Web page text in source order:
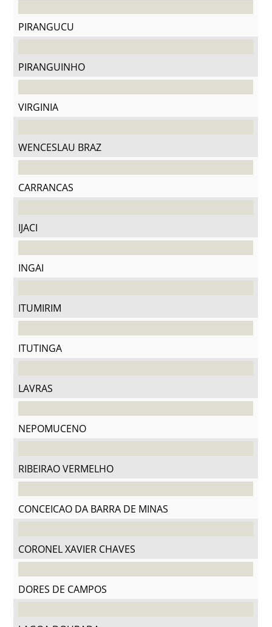
PIRANGUCU
PIRANGUINHO
VIRGINIA
WENCESLAU BRAZ
CARRANCAS
IJACI
INGAI
ITUMIRIM
ITUTINGA
LAVRAS
NEPOMUCENO
RIBEIRAO VERMELHO
CONCEICAO DA BARRA DE MINAS
CORONEL XAVIER CHAVES
DORES DE CAMPOS